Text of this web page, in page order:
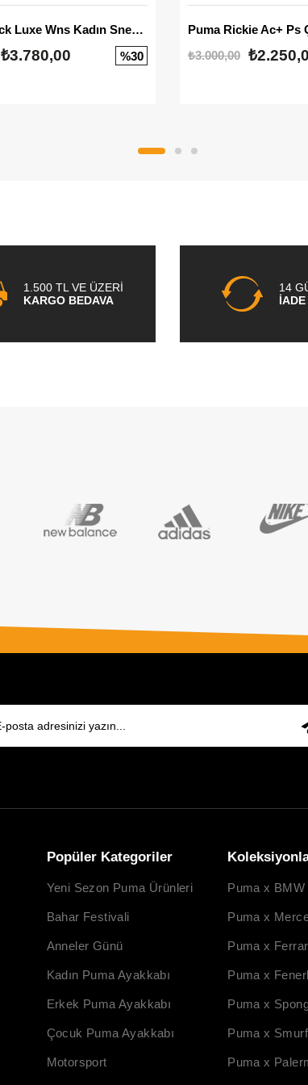
Mayze Stack Luxe Wns Kadın Sneaker
₺3.780,00 %30
Puma Rickie Ac+ Ps
₺3.000,00
1.500 TL VE ÜZERİ
KARGO BEDAVA
14
İADE
Popüler Kategoriler
Yeni Sezon Puma Ürünleri
Bahar Festivali
Anneler Günü
Kadın Puma Ayakkabı
Erkek Puma Ayakkabı
Çocuk Puma Ayakkabı
Motorsport
Puma x BMW
Puma x
Puma x
Puma x
Puma x
Puma x
Puma x